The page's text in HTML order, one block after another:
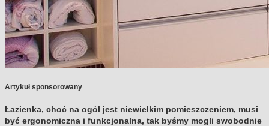
Artykuł sponsorowany
Łazienka, choć na ogół jest niewielkim pomieszczeniem, musi
być ergonomiczna i funkcjonalna, tak byśmy mogli swobodnie